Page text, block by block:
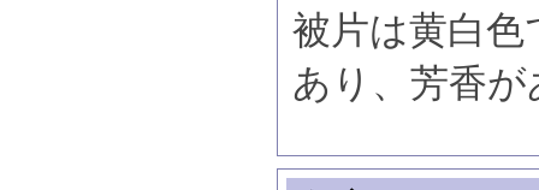
被片は黄白
あり、芳香